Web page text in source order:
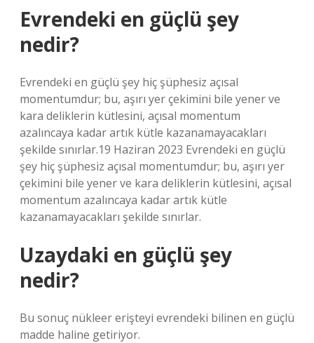
Evrendeki en güçlü şey
nedir?
Evrendeki en güçlü şey hiç şüphesiz açısal
momentumdur; bu, aşırı yer çekimini bile yener ve
kara deliklerin kütlesini, açısal momentum
azalıncaya kadar artık kütle kazanamayacakları
şekilde sınırlar.19 Haziran 2023 Evrendeki en güçlü
şey hiç şüphesiz açısal momentumdur; bu, aşırı yer
çekimini bile yener ve kara deliklerin kütlesini, açısal
momentum azalıncaya kadar artık kütle
kazanamayacakları şekilde sınırlar.
Uzaydaki en güçlü şey
nedir?
Bu sonuç nükleer erişteyi evrendeki bilinen en güçlü
madde haline getiriyor.